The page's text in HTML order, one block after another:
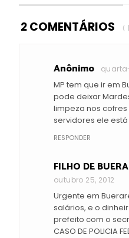
2 COMENTÁRIOS (
Anônimo
MP tem que ir em
pode deixar
limpeza nos
servidores ele
RESPONDER
FILHO DE
outubro 25, 2012
Urgente em
salários, e o
prefeito com o
CASO DE POLICIA